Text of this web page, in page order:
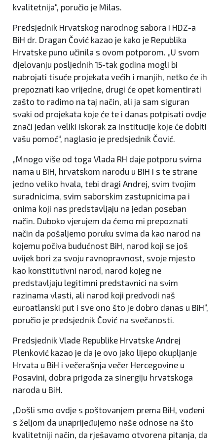
kvalitetnija“, poručio je Milas.
Predsjednik Hrvatskog narodnog sabora i HDZ-a
BiH dr. Dragan Čović kazao je kako je Republika
Hrvatske puno učinila s ovom potporom. „U svom
djelovanju posljednih 15-tak godina mogli bi
nabrojati tisuće projekata većih i manjih, netko će ih
prepoznati kao vrijedne, drugi će opet komentirati
zašto to radimo na taj način, ali ja sam siguran
svaki od projekata koje će te i danas potpisati ovdje
znači jedan veliki iskorak za institucije koje će dobiti
vašu pomoć“, naglasio je predsjednik Čović.
„Mnogo više od toga Vlada RH daje potporu svima
nama u BiH, hrvatskom narodu u BiH i s te strane
jedno veliko hvala, tebi dragi Andrej, svim tvojim
suradnicima, svim saborskim zastupnicima pa i
onima koji nas predstavljaju na jedan poseban
način. Duboko vjerujem da ćemo mi prepoznati
način da pošaljemo poruku svima da kao narod na
kojemu počiva budućnost BiH, narod koji se još
uvijek bori za svoju ravnopravnost, svoje mjesto
kao konstitutivni narod, narod kojeg ne
predstavljaju legitimni predstavnici na svim
razinama vlasti, ali narod koji predvodi naš
euroatlanski put i sve ono što je dobro danas u BiH“,
poručio je predsjednik Čović na svečanosti.
Predsjednik Vlade Republike Hrvatske Andrej
Plenković kazao je da je ovo jako lijepo okupljanje
Hrvata u BiH i večerašnja večer Hercegovine u
Posavini, dobra prigoda za sinergiju hrvatskoga
naroda u BiH.
„Došli smo ovdje s poštovanjem prema BiH, vođeni
s željom da unaprijeđujemo naše odnose na što
kvalitetniji način, da rješavamo otvorena pitanja, da